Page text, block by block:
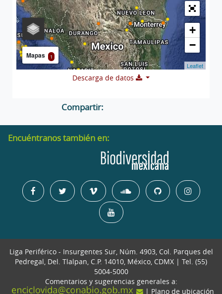
+
−
Mapas 1
Leaflet
Descarga de datos
Compartir:
Encuéntranos también en:
Liga Periférico - Insurgentes Sur, Núm. 4903, Col. Parques del
Pedregal, Del. Tlalpan, C.P. 14010, México, CDMX | Tel. (55)
5004-5000
Comentarios y sugerencias generales a:
| Plano de ubicación